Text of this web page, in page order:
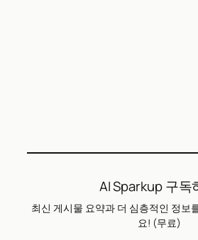
AI Sparkup 구독
최신 게시물 요약과 더 심층적인 정보
요! (무료)